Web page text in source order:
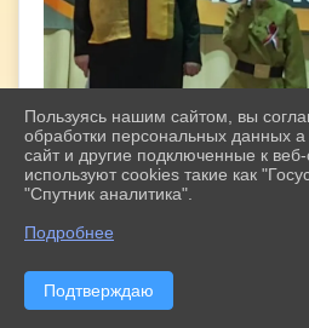
Пользуясь нашим сайтом, вы
обработки персональных данных
сайт и другие подключенные к
используют cookies такие как
"Спутник аналитика".
Подробнее
Подтверждаю